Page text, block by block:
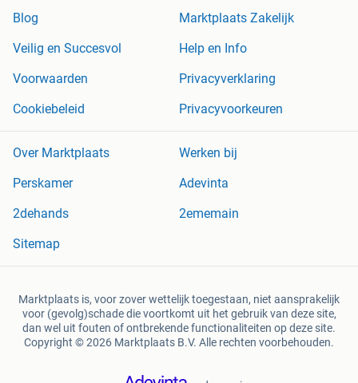
Blog
Marktplaats Zakelijk
Veilig en Succesvol
Help en Info
Voorwaarden
Privacyverklaring
Cookiebeleid
Privacyvoorkeuren
Over Marktplaats
Werken bij
Perskamer
Adevinta
2dehands
2ememain
Sitemap
Marktplaats is, voor zover wettelijk toegestaan, niet aansprakelijk
voor (gevolg)schade die voortkomt uit het gebruik van deze site,
dan wel uit fouten of ontbrekende functionaliteiten op deze site.
Copyright © 2026 Marktplaats B.V. Alle rechten voorbehouden.